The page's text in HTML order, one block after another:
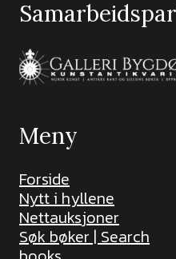
Meny
Forside
Nytt i hyllene
Nettauksjoner
Søk bøker | Search